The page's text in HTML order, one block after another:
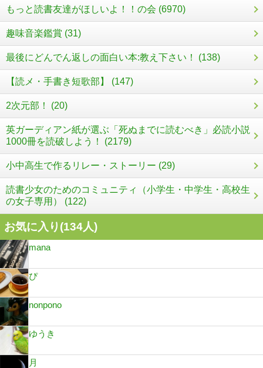
もっと読書友達がほしいよ！！の会 (6970)
趣味音楽鑑賞 (31)
最後にどんでん返しの面白い本:教え下さい！ (138)
【読メ・手書き短歌部】 (147)
2次元部！ (20)
英ガーディアン紙が選ぶ「死ぬまでに読むべき」必読小説
1000冊を読破しよう！ (2179)
小中高生で作るリレー・ストーリー (29)
読書少女のためのコミュニティ（小学生・中学生・高校生
の女子専用） (122)
お気に入り(134人)
mana
ぴ
nonpono
ゆうき
月